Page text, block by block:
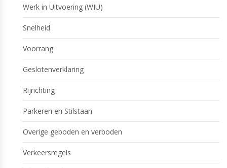
Werk in Uitvoering (WIU)
Snelheid
Voorrang
Geslotenverklaring
Rijrichting
Parkeren en Stilstaan
Overige geboden en verboden
Verkeersregels